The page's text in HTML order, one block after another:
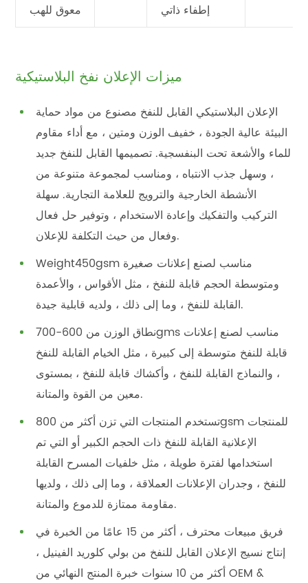
معوق للهب
إطفاء ذاتي
ميزات الإعلان نفخ البلاستيكية
الإعلان البلاستيكي القابل للنفخ مصنوع من مواد حماية
البيئة عالية الجودة ، خفيف الوزن ومتين ، مع أداء مقاوم
للماء والأشعة تحت البنفسجية. تصميمها القابل للنفخ جديد
، وسهل جذب الانتباه ، ومناسب لمجموعة متنوعة من
الأنشطة الخارجية والترويج للعلامة التجارية. سهلة
التركيب والتفكيك وإعادة الاستخدام ، وتوفير حل فعال
وفعال من حيث التكلفة للإعلان.
Weight450gsm مناسب لصنع إعلانات صغيرة
ومتوسطة الحجم قابلة للنفخ ، مثل الأقواس ، والأعمدة
القابلة للنفخ ، وما إلى ذلك ، ولديه قابلية جيدة.
نطاق الوزن من 600-700gms مناسب لصنع إعلانات
قابلة للنفخ متوسطة إلى كبيرة ، مثل الخيام القابلة للنفخ
، والنماذج القابلة للنفخ ، وأكشاك قابلة للنفخ ، بمستوى
معين من القوة والمتانة.
تستخدم المنتجات التي تزن أكثر من 800gsm للمنتجات
الإعلانية القابلة للنفخ ذات الحجم الكبير أو التي تم
استخدامها لفترة طويلة ، مثل خلفيات المسرح القابلة
للنفخ ، وجدران الإعلانات العملاقة ، وما إلى ذلك ، ولديها
مقاومة ممتازة للدموع والمتانة.
فريق مبيعات محترف ، أكثر من 15 عامًا من الخبرة في
إنتاج نسيج الإعلان القابل للنفخ من بولي كلوريد الفينيل ،
أكثر من 10 سنوات خبرة المنتج النهائي من OEM &